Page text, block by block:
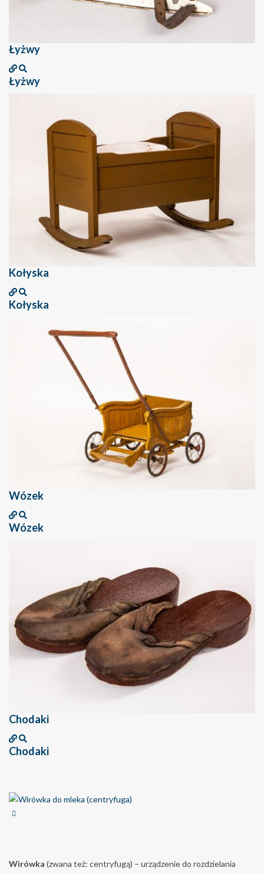
Łyżwy
Łyżwy
Kołyska
Kołyska
Wózek
Wózek
Chodaki
Chodaki
Wirówka (zwana też: centryfugą) – urządzenie do rozdzielania